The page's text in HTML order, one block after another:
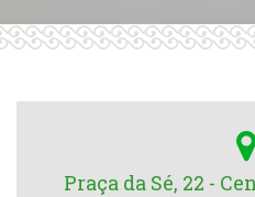
Praça da Sé, 22 -